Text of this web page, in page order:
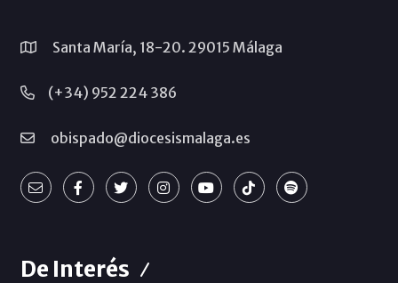
Santa María, 18-20. 29015 Málaga
(+34) 952 224 386
obispado@diocesismalaga.es
De Interés